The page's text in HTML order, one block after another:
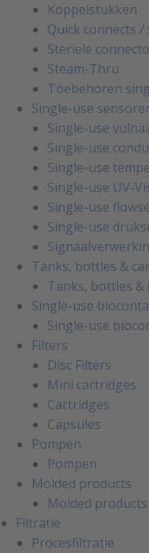
Koppelstukken
Quick connects
Steriele
Steam-Thru
Toebehoren
Single-use
Single-use
Single-use
Single-use
Single-use UV-
Single-use
Single-use
Tanks, bottles &
Tanks, bottles &
Single-use
Single-use
Filters
Disc Filters
Mini cartridges
Cartridges
Capsules
Pompen
Pompen
Molded products
Molded products
Filtratie
Procesfiltratie